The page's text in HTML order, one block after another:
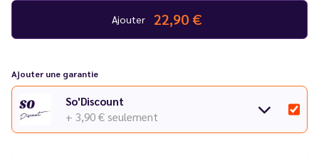
Ajouter 22,90 €
Ajouter une garantie
So'Discount
+ 3,90 € seulement